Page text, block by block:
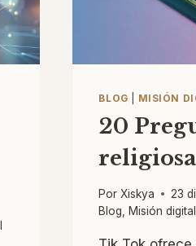
BLOG MISIÓN
20
Por Xiskya
23
Blog
Misión digital